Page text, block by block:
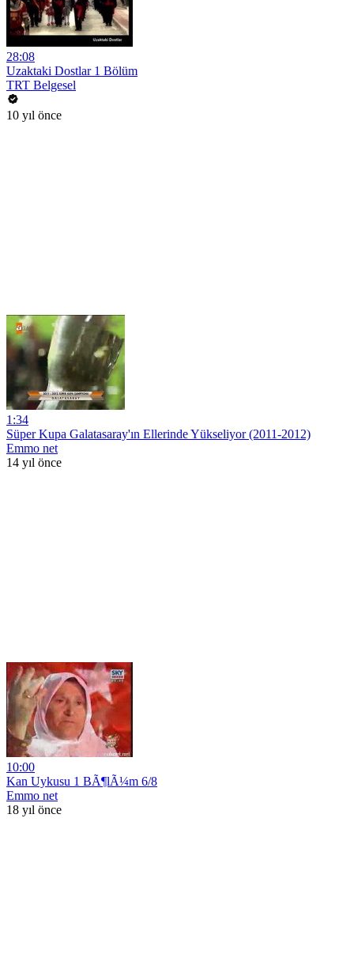
28:08
Uzaktaki Dostlar 1 Bölüm
TRT Belgesel
10 yıl önce
1:34
Süper Kupa Galatasaray'ın Ellerinde Yükseliyor (2011-2012)
Emmo net
14 yıl önce
10:00
Kan Uykusu 1 BÃ¶lÃ¼m 6/8
Emmo net
18 yıl önce